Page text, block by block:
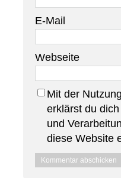
E-Mail
Webseite
Mit der
erklärst du
und
diese Website